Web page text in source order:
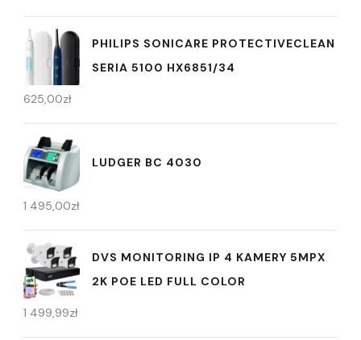
PHILIPS SONICARE PROTECTIVECLEAN
SERIA 5100 HX6851/34
625,00zł
LUDGER BC 4030
1 495,00zł
DVS MONITORING IP 4 KAMERY 5MPX
2K POE LED FULL COLOR
1 499,99zł